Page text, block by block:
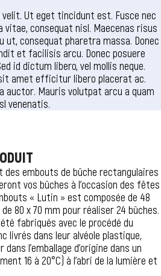
Ut eget tincidunt est. Fusce nec
vitae, consequat nisl. Maecenas risus
ut, consequat pharetra massa. Donec
et facilisis arcu. Donec posuere
id dictum libero, vel mollis neque.
amet efficitur libero placerat ac.
auctor. Mauris volutpat arcu a quam
venenatis.
embouts de bûche rectangulaires
vos bûches à l’occasion des fêtes
« Lutin » est composée de 48
80 x 70 mm pour réaliser 24 bûches.
fabriqués avec le procédé du
livrés dans leur alvéole plastique,
l’emballage d’origine dans un
16 à 20°C) à l’abri de la lumière et